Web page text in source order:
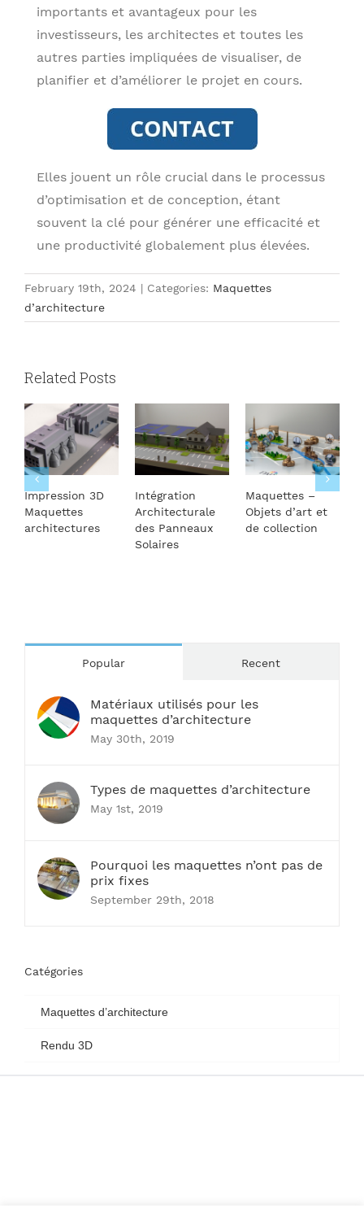
importants et avantageux pour les
investisseurs, les architectes et toutes les
autres parties impliquées de visualiser, de
planifier et d’améliorer le projet en cours.
Elles jouent un rôle crucial dans le processus
d’optimisation et de conception, étant
souvent la clé pour générer une efficacité et
une productivité globalement plus élevées.
February 19th, 2024 | Categories: Maquettes
d’architecture
Related Posts
Impression 3D
Maquettes
architectures
Intégration
Architecturale
des Panneaux
Solaires
Maquettes –
Objets d’art et
de collection
Popular Recent
Matériaux utilisés pour les
maquettes d’architecture
May 30th, 2019
Types de maquettes d’architecture
May 1st, 2019
Pourquoi les maquettes n’ont pas de
prix fixes
September 29th, 2018
Catégories
Maquettes d’architecture
Rendu 3D